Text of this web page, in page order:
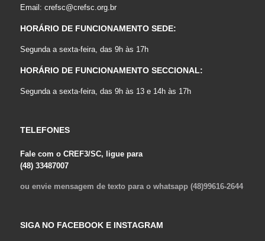
Email: crefsc@crefsc.org.br
HORÁRIO DE FUNCIONAMENTO SEDE:
Segunda a sexta-feira, das 9h às 17h
HORÁRIO DE FUNCIONAMENTO SECCIONAL:
Segunda a sexta-feira, das 9h às 13 e 14h às 17h
TELEFONES
Fale com o CREF3/SC, ligue para
(48) 33487007
ou envie mensagem de texto para o whatsapp (48)99616-2644
SIGA NO FACEBOOK E INSTAGRAM